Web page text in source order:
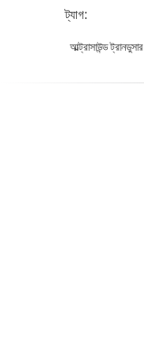
ট্যাগ:
আল্ট্রাসাউন্ড ট্রানডুসার